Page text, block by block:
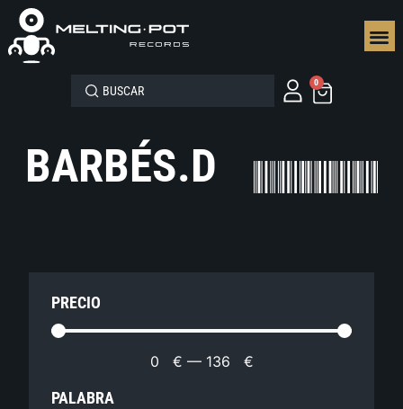
0
BARBÉS.D
PRECIO
0 € — 136 €
PALABRA